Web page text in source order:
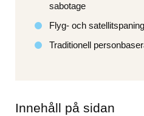
sabotage
Flyg- och satellitspaning
Traditionell
Innehåll på sidan